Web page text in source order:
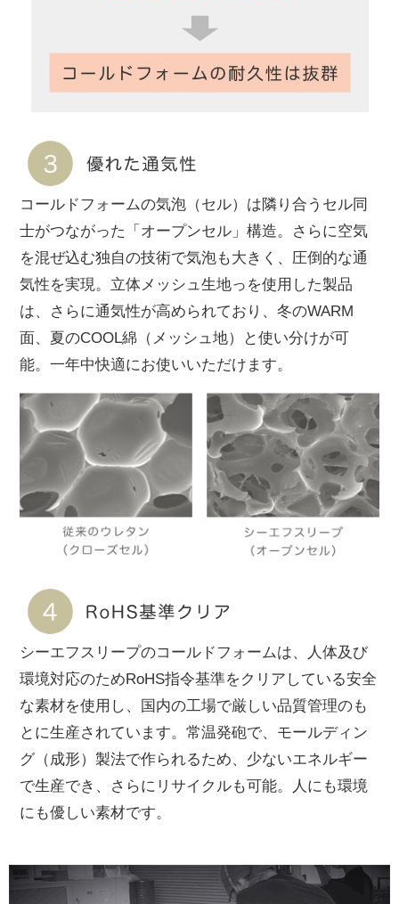
コールドフォームの気泡（セル）は隣り合うセル同
士がつながった「オープンセル」構造。さらに空気
を混ぜ込む独自の技術で気泡も大きく、圧倒的な通
気性を実現。立体メッシュ生地っを使用した製品
は、さらに通気性が高められており、冬のWARM
面、夏のCOOL綿（メッシュ地）と使い分けが可
能。一年中快適にお使いいただけます。
シーエフスリープのコールドフォームは、人体及び
環境対応のためRoHS指令基準をクリアしている安全
な素材を使用し、国内の工場で厳しい品質管理のも
とに生産されています。常温発砲で、モールディン
グ（成形）製法で作られるため、少ないエネルギー
で生産でき、さらにリサイクルも可能。人にも環境
にも優しい素材です。